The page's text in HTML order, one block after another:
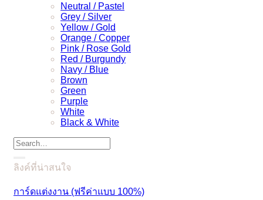
Neutral / Pastel
Grey / Silver
Yellow / Gold
Orange / Copper
Pink / Rose Gold
Red / Burgundy
Navy / Blue
Brown
Green
Purple
White
Black & White
Search
for:
ลิงค์ที่น่าสนใจ
การ์ดแต่งงาน (ฟรีค่าแบบ 100%)